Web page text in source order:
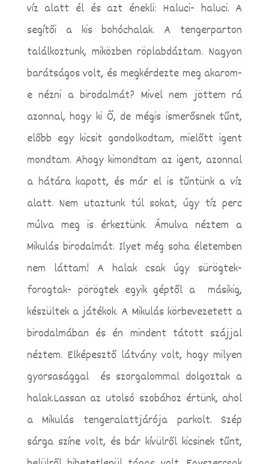
víz alatt él és azt énekli: Haluci- haluci. A
segítői a kis bohóchalak. A tengerparton
találkoztunk, miközben röplabdáztam. Nagyon
barátságos volt, és megkérdezte meg akarom-
e nézni a birodalmát? Mivel nem jöttem rá
azonnal, hogy ki Ő, de mégis ismerősnek tűnt,
előbb egy kicsit gondolkodtam, mielőtt igent
mondtam. Ahogy kimondtam az igent, azonnal
a hátára kapott, és már el is tűntünk a víz
alatt. Nem utaztunk túl sokat, úgy tíz perc
múlva meg is érkeztünk. Ámulva néztem a
Mikulás birodalmát. Ilyet még soha életemben
nem láttam! A halak csak úgy sürögtek-
forogtak- pörögtek egyik géptől a másikig,
készültek a játékok. A Mikulás körbevezetett a
birodalmában és én mindent tátott szájjal
néztem. Elképesztő látvány volt, hogy milyen
gyorsasággal és szorgalommal dolgoztak a
halak.Lassan az utolsó szobához értünk, ahol
a Mikulás tengeralattjárója parkolt. Szép
sárga színe volt, és bár kívülről kicsinek tűnt,